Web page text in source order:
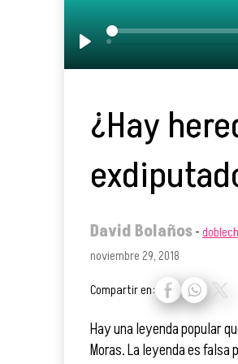
¿Hay
David Bolaños-
noviembre 29, 2018
Compartir en:
Hay una leyenda popular
Moras. La leyenda es